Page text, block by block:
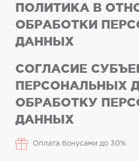
ПОЛИТИКА В
ОБРАБОТКИ
ДАННЫХ
СОГЛАСИЕ
ПЕРСОНАЛЬНЫХ
ОБРАБОТКУ
ДАННЫХ
Оплата бонусами до 30%